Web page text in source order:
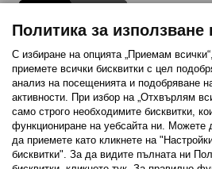
Последвайте ни:
FacebookTwitterYoutubePinterest
Политика за използване
С избиране на опцията „Приемам
приемете всички бисквитки с цел
анализ на посещенията и подобряване
активности. При избор на „Отхвърлям
само строго необходимитe бисквитки,
функциониране на уебсайта ни. Можете
да приемете като кликнете на
бисквитки". За да видите пълната ни